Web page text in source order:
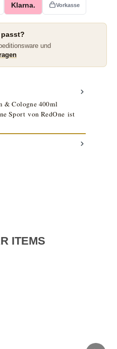
Klarna. Vorkasse
und
& Cologne 400ml
Sport von RedOne ist
ITEMS